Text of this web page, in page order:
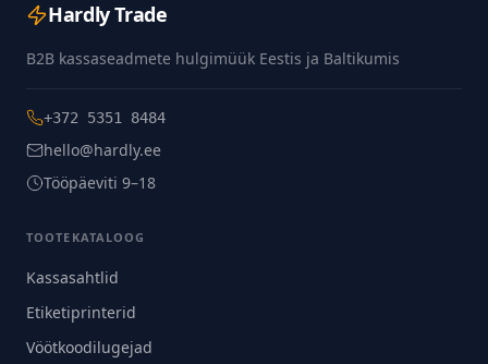
Hardly Trade
B2B kassaseadmete hulgimüük Eestis ja Baltikumis
+372 5351 8484
hello@hardly.ee
Tööpäeviti 9–18
TOOTEKATALOOG
Kassasahtlid
Etiketiprinterid
Vöötkoodilugejad